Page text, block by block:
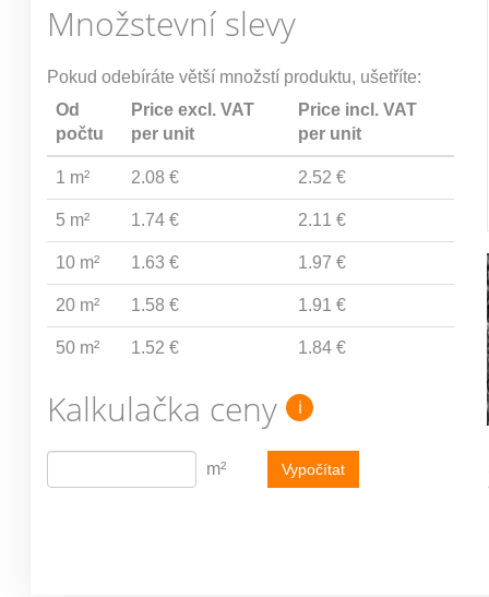
Množstevní slevy
Pokud odebíráte větší množstí produktu, ušetříte:
Od
počtu
Price excl. VAT
per unit
Price incl. VAT
per unit
1 m² 2.08 € 2.52 €
5 m² 1.74 € 2.11 €
10 m² 1.63 € 1.97 €
20 m² 1.58 € 1.91 €
50 m² 1.52 € 1.84 €
Kalkulačka ceny i
m² Vypočítat